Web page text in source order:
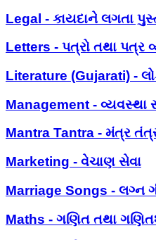
Legal - કાયદાને લગતા
Letters - પત્રો તથા પત્ર
Literature (Gujarati) -
Management - વ્યવસ્થા
Mantra Tantra - મંત્ર
Marketing - વેચાણ સેવા
Marriage Songs - લગ્ન
Maths - ગણિત તથા